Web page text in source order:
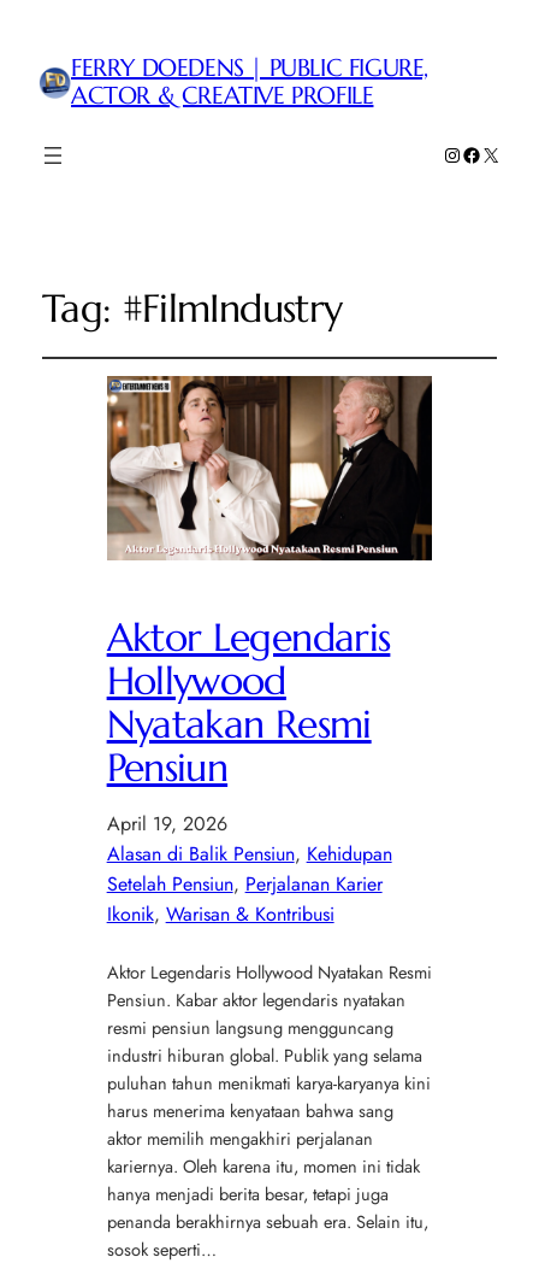
FERRY DOEDENS | PUBLIC FIGURE,
ACTOR & CREATIVE PROFILE
Instagram
Facebook
X
Tag: #FilmIndustry
Aktor Legendaris
Hollywood
Nyatakan Resmi
Pensiun
April 19, 2026
Alasan di Balik Pensiun, Kehidupan
Setelah Pensiun, Perjalanan Karier
Ikonik, Warisan & Kontribusi
Aktor Legendaris Hollywood Nyatakan Resmi
Pensiun. Kabar aktor legendaris nyatakan
resmi pensiun langsung mengguncang
industri hiburan global. Publik yang selama
puluhan tahun menikmati karya-karyanya kini
harus menerima kenyataan bahwa sang
aktor memilih mengakhiri perjalanan
kariernya. Oleh karena itu, momen ini tidak
hanya menjadi berita besar, tetapi juga
penanda berakhirnya sebuah era. Selain itu,
sosok seperti…